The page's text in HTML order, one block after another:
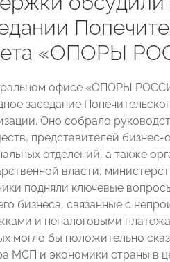
«ОПОРЫ
офисе «ОПОРЫ
заседание
Оно собрало
представителей бизнес-
отделений, а также
власти,
подняли ключевые
бизнеса, связанные с
и неналоговыми
могло бы положительно
МСП и экономики страны в